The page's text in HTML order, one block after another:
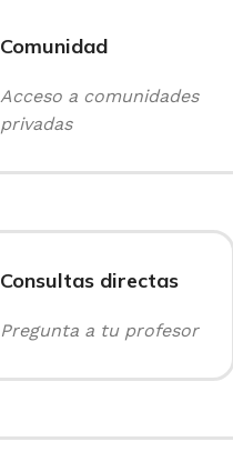
Comunidad
Acceso a comunidades
privadas
Consultas directas
Pregunta a tu profesor